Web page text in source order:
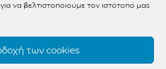
να βελτιστοποιούμε τον ιστότοπό μας
των cookies